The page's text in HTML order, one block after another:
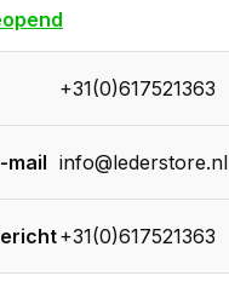
+31(0)617521363
mail info@lederstore.nl
+31(0)617521363